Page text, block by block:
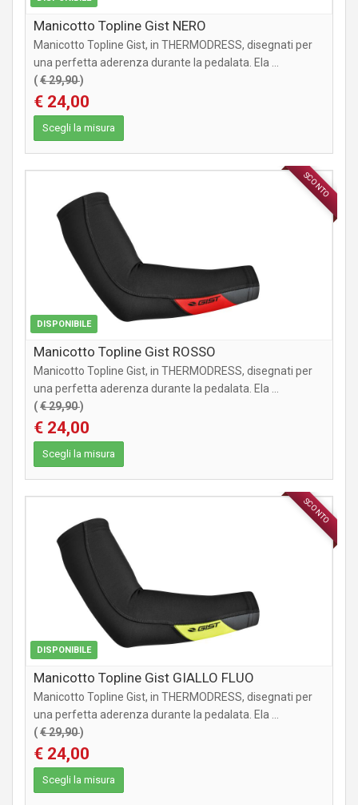
Manicotto Topline Gist NERO
Manicotto Topline Gist, in THERMODRESS, disegnati per
una perfetta aderenza durante la pedalata. Ela ...
(€ 29,90)
€ 24,00
Scegli la misura
SCONTO
DISPONIBILE
ABBIGLIAMENTO
Manicotto Topline Gist ROSSO
Manicotto Topline Gist, in THERMODRESS, disegnati per
una perfetta aderenza durante la pedalata. Ela ...
(€ 29,90)
€ 24,00
Scegli la misura
SCONTO
DISPONIBILE
ABBIGLIAMENTO
Manicotto Topline Gist GIALLO FLUO
Manicotto Topline Gist, in THERMODRESS, disegnati per
una perfetta aderenza durante la pedalata. Ela ...
(€ 29,90)
€ 24,00
Scegli la misura